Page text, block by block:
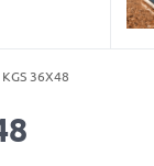
36X48